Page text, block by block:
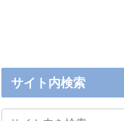
サイト内検索